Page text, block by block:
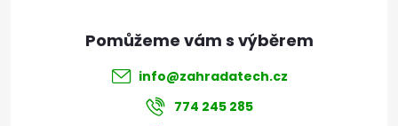
info@zahradatech.cz
774 245 285